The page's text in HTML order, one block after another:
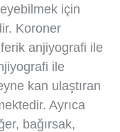
için
Koroner
anjiyografi ile
ile
kan ulaştıran
Ayrıca
bağırsak,